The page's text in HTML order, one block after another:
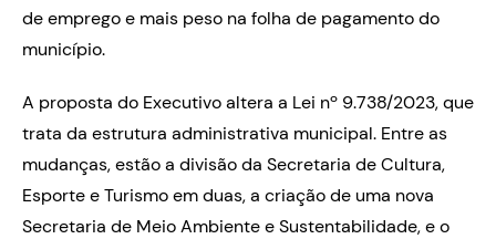
de emprego e mais peso na folha de pagamento do
município.
A proposta do Executivo altera a Lei nº 9.738/2023, que
trata da estrutura administrativa municipal. Entre as
mudanças, estão a divisão da Secretaria de Cultura,
Esporte e Turismo em duas, a criação de uma nova
Secretaria de Meio Ambiente e Sustentabilidade, e o